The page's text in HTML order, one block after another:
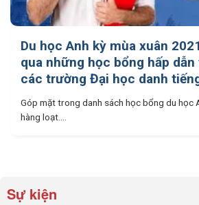
Du học Anh kỳ mùa xuân
qua những học bổng hấp
các trường Đại học danh
Góp mặt trong danh sách học bổng du học
hàng loạt....
Sự kiện